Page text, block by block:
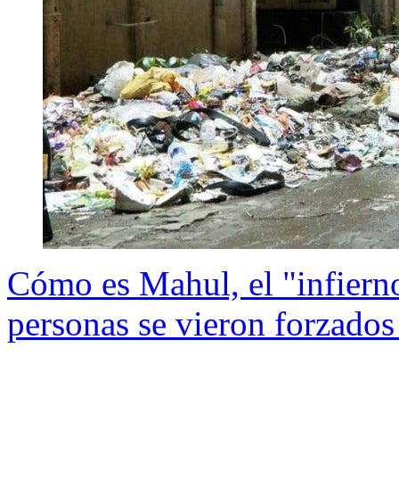
Cómo es Mahul, el
personas se vieron